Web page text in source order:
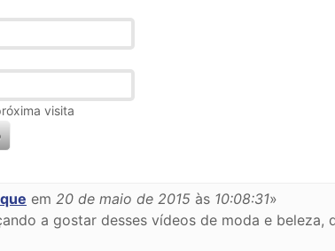
visita
em 20 de maio de 2015 às 10:08:31»
a gostar desses vídeos de moda e beleza,